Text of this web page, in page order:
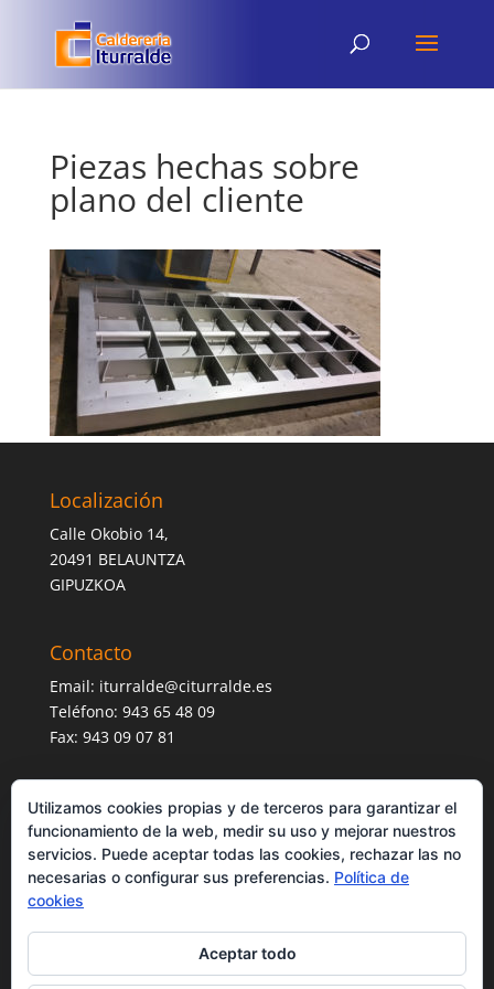
Piezas hechas sobre
plano del cliente
Localización
Calle Okobio 14,
20491 BELAUNTZA
GIPUZKOA
Contacto
Email: iturralde@citurralde.es
Teléfono: 943 65 48 09
Fax: 943 09 07 81
Utilizamos cookies propias y de terceros para garantizar el
funcionamiento de la web, medir su uso y mejorar nuestros
servicios. Puede aceptar todas las cookies, rechazar las no
necesarias o configurar sus preferencias. Política de
cookies
Aceptar todo